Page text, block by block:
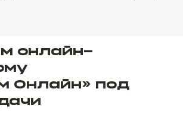
онлайн-
Онлайн» под